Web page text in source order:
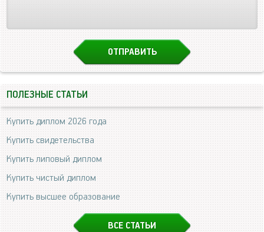
ПОЛЕЗНЫЕ СТАТЬИ
Купить диплом 2026 года
Купить свидетельства
Купить липовый диплом
Купить чистый диплом
Купить высшее образование
ВСЕ СТАТЬИ